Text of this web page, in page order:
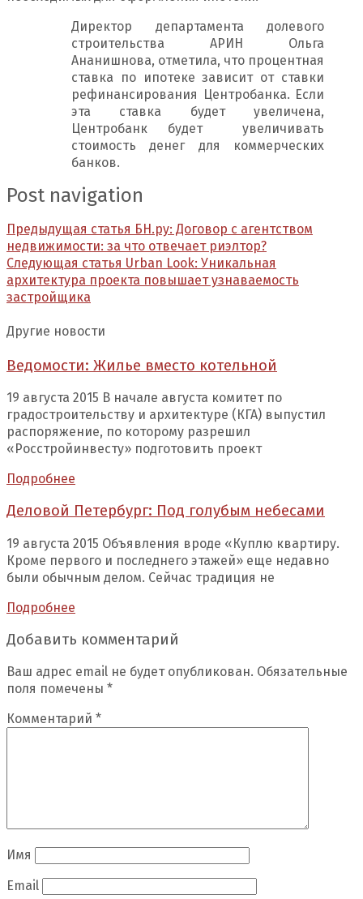
Директор департамента долевого
строительства АРИН Ольга
Ананишнова, отметила, что процентная
ставка по ипотеке зависит от ставки
рефинансирования Центробанка. Если
эта ставка будет увеличена,
Центробанк будет увеличивать
стоимость денег для коммерческих
банков.
Post navigation
Предыдущая статья БН.ру: Договор с агентством
недвижимости: за что отвечает риэлтор?
Следующая статья Urban Look: Уникальная
архитектура проекта повышает узнаваемость
застройщика
Другие новости
Ведомости: Жилье вместо котельной
19 августа 2015 В начале августа комитет по
градостроительству и архитектуре (КГА) выпустил
распоряжение, по которому разрешил
«Росстройинвесту» подготовить проект
Подробнее
Деловой Петербург: Под голубым небесами
19 августа 2015 Объявления вроде «Куплю квартиру.
Кроме первого и последнего этажей» еще недавно
были обычным делом. Сейчас традиция не
Подробнее
Добавить комментарий
Ваш адрес email не будет опубликован. Обязательные
поля помечены *
Комментарий *
Имя
Email